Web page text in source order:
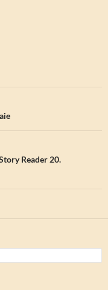
Reader 20.